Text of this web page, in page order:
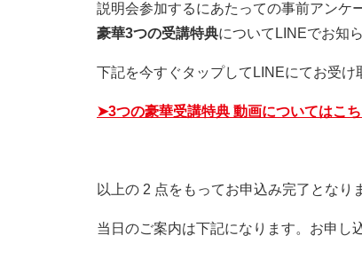
説明会参加するにあたっての事前アンケ
豪華3つの受講特典についてLINEでお知
下記を今すぐタップしてLINEにてお受け
➤3つの豪華受講特典 動画についてはこち
以上の 2 点をもってお申込み完了となり
当日のご案内は下記になります。お申し